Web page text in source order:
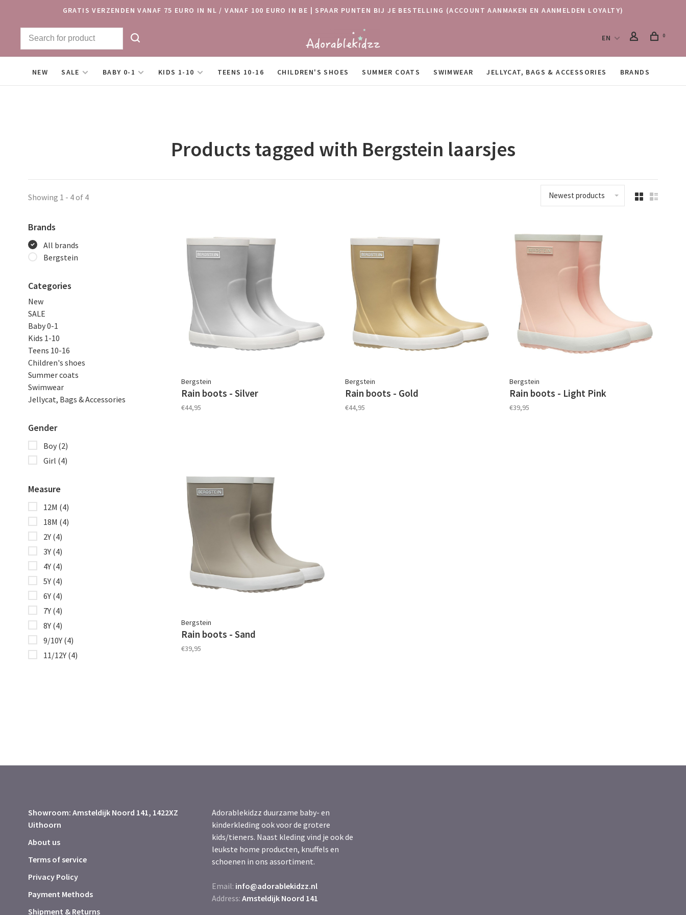
GRATIS VERZENDEN VANAF 75 EURO IN NL / VANAF 100 EURO IN BE | SPAAR PUNTEN BIJ JE BESTELLING (ACCOUNT AANMAKEN EN AANMELDEN LOYALTY)
EN 0
NEW SALE BABY 0-1 KIDS 1-10 TEENS 10-16 CHILDREN'S SHOES SUMMER COATS SWIMWEAR JELLYCAT, BAGS & ACCESSORIES BRANDS
Products tagged with Bergstein laarsjes
Showing 1 - 4 of 4 Newest products
Brands
All brands
Bergstein
Categories
New
SALE
Baby 0-1
Kids 1-10
Teens 10-16
Children's shoes
Summer coats
Swimwear
Jellycat, Bags & Accessories
Gender
Boy (2)
Girl (4)
Measure
12M (4)
18M (4)
2Y (4)
3Y (4)
4Y (4)
5Y (4)
6Y (4)
7Y (4)
8Y (4)
9/10Y (4)
11/12Y (4)
Bergstein
Rain boots - Silver
€44,95
Bergstein
Rain boots - Gold
€44,95
Bergstein
Rain boots - Light Pink
€39,95
Bergstein
Rain boots - Sand
€39,95
Showroom: Amsteldijk Noord 141, 1422XZ
Uithoorn
About us
Terms of service
Privacy Policy
Payment Methods
Shipment & Returns
Adorablekidzz duurzame baby- en
kinderkleding ook voor de grotere
kids/tieners. Naast kleding vind je ook de
leukste home producten, knuffels en
schoenen in ons assortiment.
Email: info@adorablekidzz.nl
Address: Amsteldijk Noord 141